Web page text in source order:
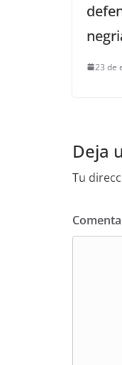
23 de
Deja
Tu